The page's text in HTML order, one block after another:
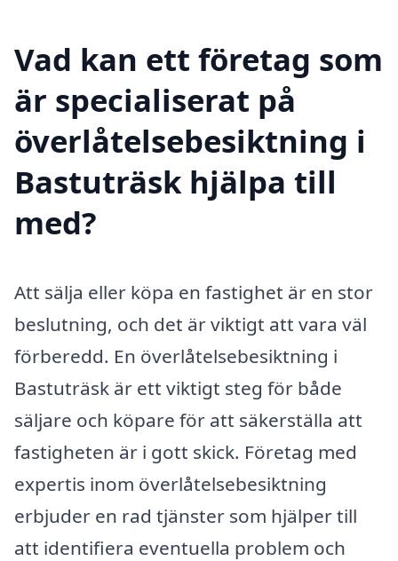
Vad kan ett företag som
är specialiserat på
överlåtelsebesiktning i
Bastuträsk hjälpa till
med?
Att sälja eller köpa en fastighet är en stor
beslutning, och det är viktigt att vara väl
förberedd. En överlåtelsebesiktning i
Bastuträsk är ett viktigt steg för både
säljare och köpare för att säkerställa att
fastigheten är i gott skick. Företag med
expertis inom överlåtelsebesiktning
erbjuder en rad tjänster som hjälper till
att identifiera eventuella problem och